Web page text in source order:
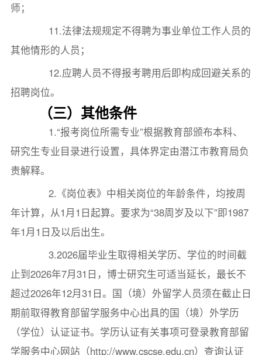
师；
11.法律法规规定不得聘为事业单位工作人员的
其他情形的人员；
12.应聘人员不得报考聘用后即构成回避关系的
招聘岗位。
（三）其他条件
1.“报考岗位所需专业”根据教育部颁布本科、
研究生专业目录进行设置，具体界定由潜江市教育局负
责解释。
2.《岗位表》中相关岗位的年龄条件，均按周
年计算，从1月1日起算。要求为“38周岁及以下”即1987
年1月1日及以后出生。
3.2026届毕业生取得相关学历、学位的时间截
止到2026年7月31日，博士研究生可适当延长，最长不
超过2026年12月31日。国（境）外留学人员须在截止日
期前取得教育部留学服务中心出具的国（境）外学历
（学位）认证证书。学历认证有关事项可登录教育部留
学服务中心网站（http://www.cscse.edu.cn）查询认证